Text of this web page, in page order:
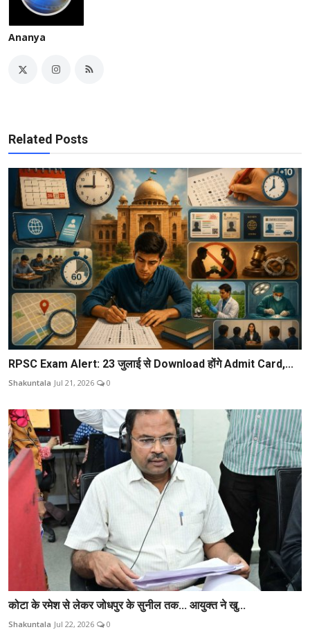
Ananya
Related Posts
RPSC Exam Alert: 23 जुलाई से Download होंगे Admit Card,...
Shakuntala Jul 21, 2026 0
कोटा के रमेश से लेकर जोधपुर के सुनील तक... आयुक्त ने खु...
Shakuntala Jul 22, 2026 0